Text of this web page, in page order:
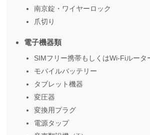
南京錠・ワイヤーロック
爪切り
電子機器類
SIMフリー携帯もしくはWi-Fiルータ
モバイルバッテリー
タブレット機器
変圧器
変換用プラグ
電源タップ